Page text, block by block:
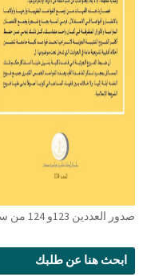
صدور العددين 123و 124 من سلسلة الأبحاث المعمقة بتاريخ 01/09/2024
ابحث هنا عن طلبك